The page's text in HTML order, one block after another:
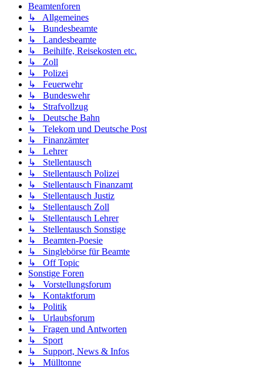
Beamtenforen
↳ Allgemeines
↳ Bundesbeamte
↳ Landesbeamte
↳ Beihilfe, Reisekosten etc.
↳ Zoll
↳ Polizei
↳ Feuerwehr
↳ Bundeswehr
↳ Strafvollzug
↳ Deutsche Bahn
↳ Telekom und Deutsche Post
↳ Finanzämter
↳ Lehrer
↳ Stellentausch
↳ Stellentausch Polizei
↳ Stellentausch Finanzamt
↳ Stellentausch Justiz
↳ Stellentausch Zoll
↳ Stellentausch Lehrer
↳ Stellentausch Sonstige
↳ Beamten-Poesie
↳ Singlebörse für Beamte
↳ Off Topic
Sonstige Foren
↳ Vorstellungsforum
↳ Kontaktforum
↳ Politik
↳ Urlaubsforum
↳ Fragen und Antworten
↳ Sport
↳ Support, News & Infos
↳ Mülltonne